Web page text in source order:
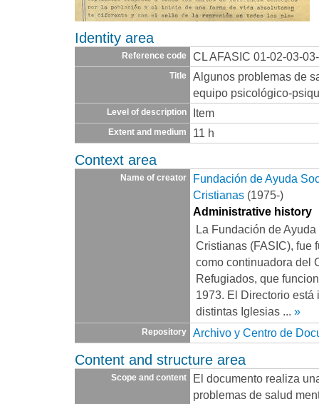
Identity area
Reference code CL AFASIC 01-02-03-
Title
Algunos problemas de
equipo psicológico-
Level of description Item
Extent and medium 11 h
Context area
Name of creator
Fundación de Ayuda
Cristianas (1975-)
Administrative history
La Fundación de
Cristianas (FASIC), fue
como continuadora del
Refugiados, que
1973. El Directorio está
distintas Iglesias ... »
Repository Archivo y Centro de
Content and structure area
Scope and content
El documento realiza
problemas de salud